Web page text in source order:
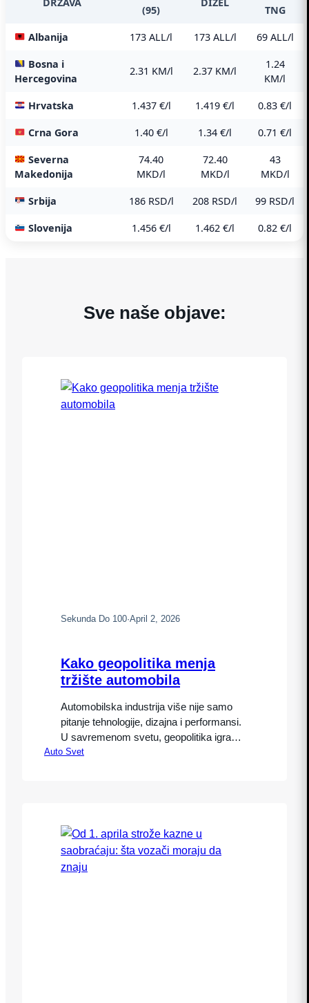
(95)
TNG
Albanija 173 ALL/l 173 ALL/l 69 ALL/l
Bosna i
Hercegovina
2.31 KM/l 2.37 KM/l
1.24
KM/l
Hrvatska 1.437 €/l 1.419 €/l 0.83 €/l
Crna Gora 1.40 €/l 1.34 €/l 0.71 €/l
Severna
Makedonija
74.40
MKD/l
72.40
MKD/l
43
MKD/l
Srbija 186 RSD/l 208 RSD/l 99 RSD/l
Slovenija 1.456 €/l 1.462 €/l 0.82 €/l
Sve naše objave:
Sekunda Do 100·April 2, 2026
Kako geopolitika menja
tržište automobila
Automobilska industrija više nije samo
pitanje tehnologije, dizajna i performansi.
U savremenom svetu, geopolitika igra
ključnu ulogu u oblikovanju globalnog
konflikti direktno utiču na proizvodnju,
cene i dostupnost vozila. Razumevanje
kako geopolitika menja tržište…
Auto Svet